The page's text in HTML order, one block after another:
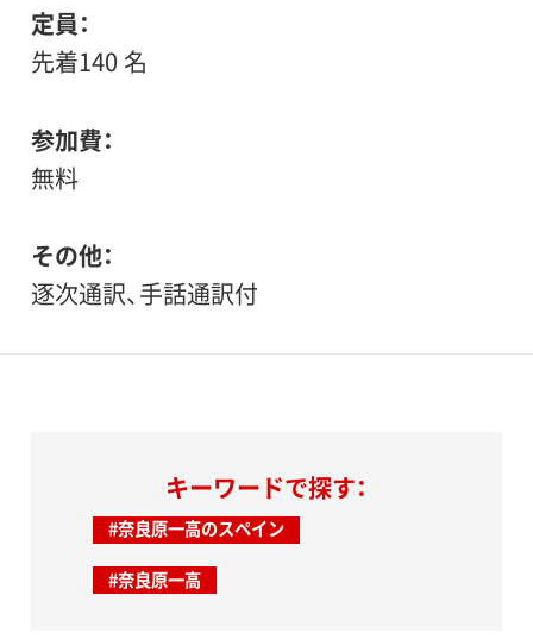
定員
先着140 名
参加費
無料
その他
逐次通訳、手話通訳付
キーワードで探す：
#奈良原一高のスペイン
#奈良原一高